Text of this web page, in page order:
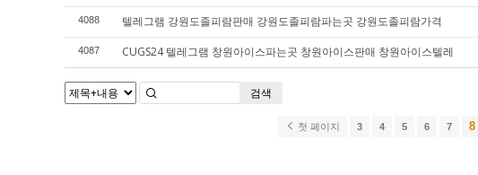
4088 텔레그램 강원도졸피람판매 강원도졸피람파는곳 강원도졸피람가격
4087 CUGS24 텔레그램 창원아이스파는곳 창원아이스판매 창원아이스텔레
검색
첫 페이지 3 4 5 6 7 8